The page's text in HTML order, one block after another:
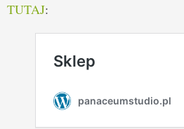
TUTAJ: